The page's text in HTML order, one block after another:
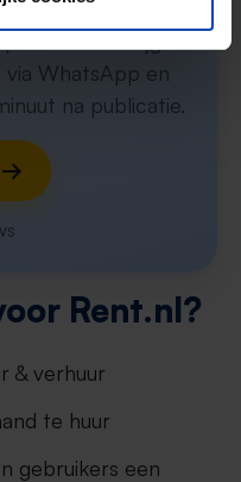
WhatsApp en
na publicatie.
→
Rent.nl?
& verhuur
te huur
gebruikers een